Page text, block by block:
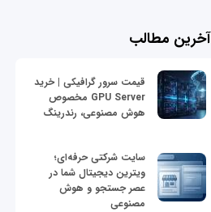
آخرین مطالب
قیمت سرور گرافیکی | خرید
GPU Server مخصوص
هوش مصنوعی، رندرینگ
سایت شرکتی حرفه‌ای؛
ویترین دیجیتال شما در
عصر جستجو و هوش
مصنوعی